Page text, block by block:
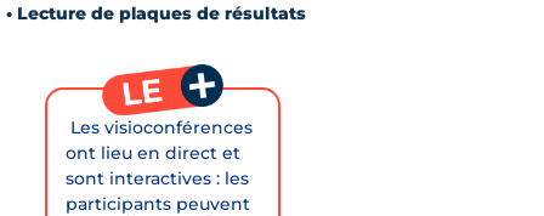
• Lecture de plaques de résultats
 Les visioconférences
ont lieu en direct et
sont interactives : les
participants peuvent